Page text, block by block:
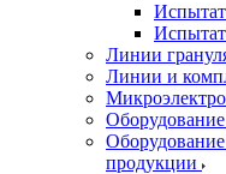
Линии
Линии и
Оборудование
продукции